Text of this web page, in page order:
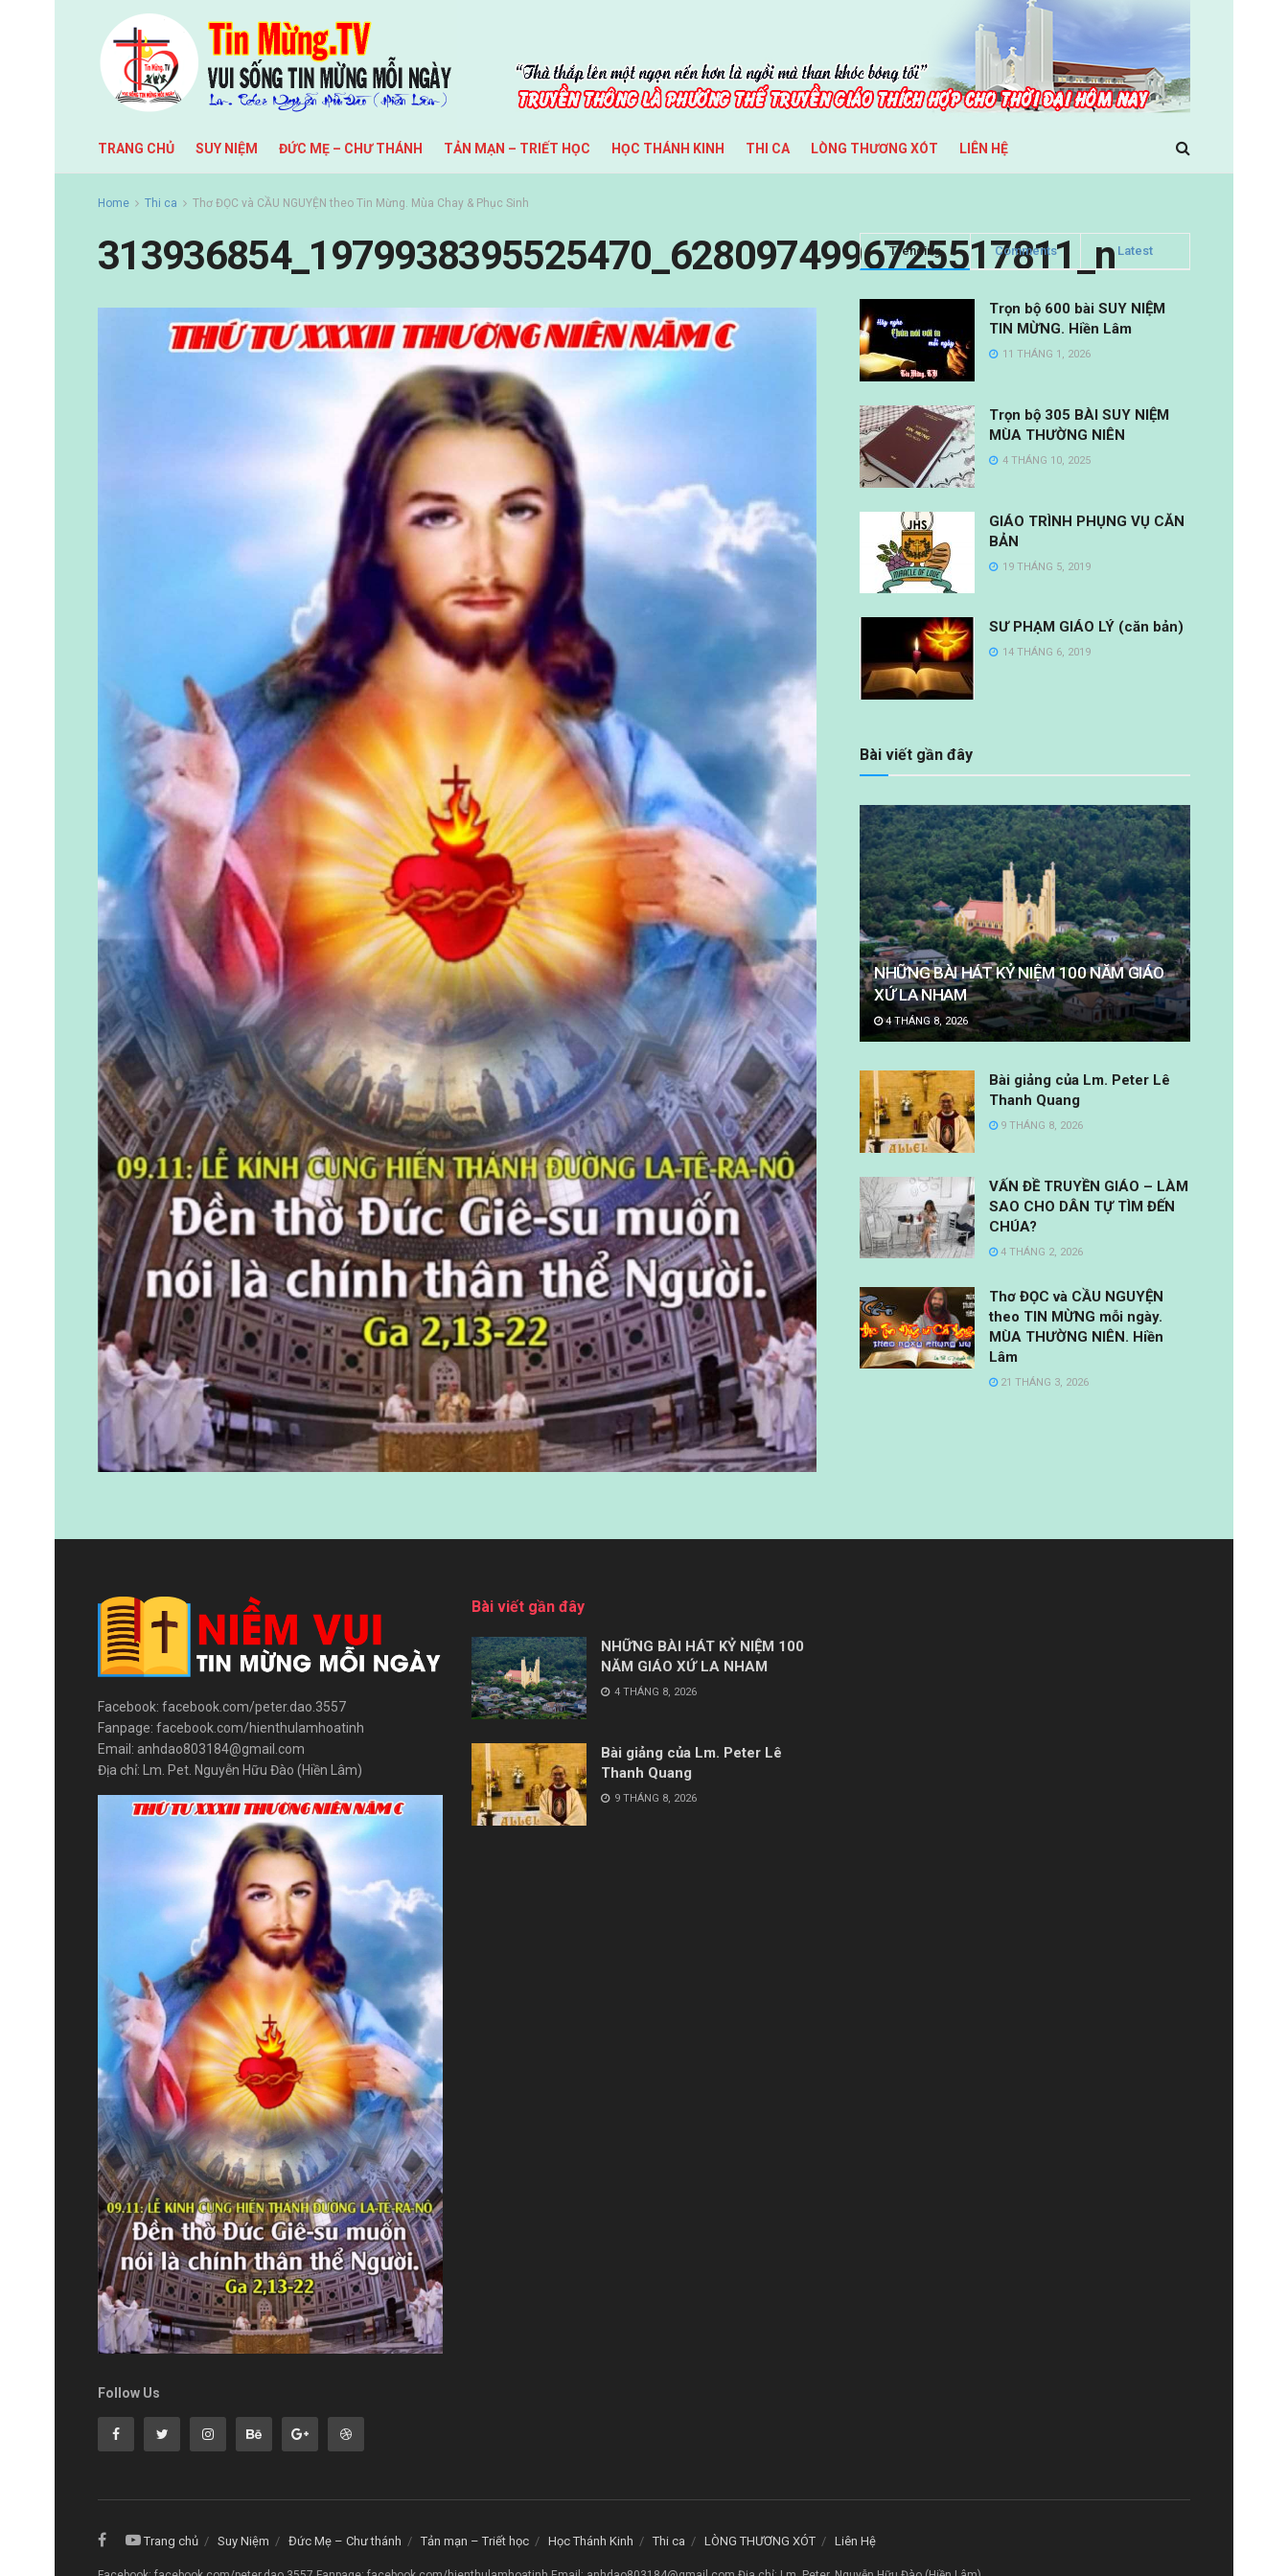
TRANG CHỦ SUY NIỆM ĐỨC MẸ – CHƯ THÁNH TẢN MẠN – TRIẾT HỌC HỌC THÁNH KINH THI CA LÒNG THƯƠNG XÓT LIÊN HỆ
Home Thi ca Thơ ĐỌC và CẦU NGUYỆN theo Tin Mừng. Mùa Chay & Phục Sinh
313936854_1979938395525470_6280974996725517811_n
Trending Comments Latest
Trọn bộ 600 bài SUY NIỆM
TIN MỪNG. Hiền Lâm
11 THÁNG 1, 2026
Trọn bộ 305 BÀI SUY NIỆM
MÙA THƯỜNG NIÊN
4 THÁNG 10, 2025
GIÁO TRÌNH PHỤNG VỤ CĂN
BẢN
19 THÁNG 5, 2019
SƯ PHẠM GIÁO LÝ (căn bản)
14 THÁNG 6, 2019
Bài viết gần đây
NHỮNG BÀI HÁT KỶ NIỆM 100 NĂM GIÁO
XỨ LA NHAM
4 THÁNG 8, 2026
Bài giảng của Lm. Peter Lê
Thanh Quang
9 THÁNG 8, 2026
VẤN ĐỀ TRUYỀN GIÁO – LÀM
SAO CHO DÂN TỰ TÌM ĐẾN
CHÚA?
4 THÁNG 2, 2026
Thơ ĐỌC và CẦU NGUYỆN
theo TIN MỪNG mỗi ngày.
MÙA THƯỜNG NIÊN. Hiền
Lâm
21 THÁNG 3, 2026
Facebook: facebook.com/peter.dao.3557
Fanpage: facebook.com/hienthulamhoatinh
Email: anhdao803184@gmail.com
Địa chỉ: Lm. Pet. Nguyễn Hữu Đào (Hiền Lâm)
Follow Us
Bài viết gần đây
NHỮNG BÀI HÁT KỶ NIỆM 100
NĂM GIÁO XỨ LA NHAM
4 THÁNG 8, 2026
Bài giảng của Lm. Peter Lê
Thanh Quang
9 THÁNG 8, 2026
Trang chủ Suy Niệm Đức Mẹ – Chư thánh Tản mạn – Triết học Học Thánh Kinh Thi ca LÒNG THƯƠNG XÓT Liên Hệ